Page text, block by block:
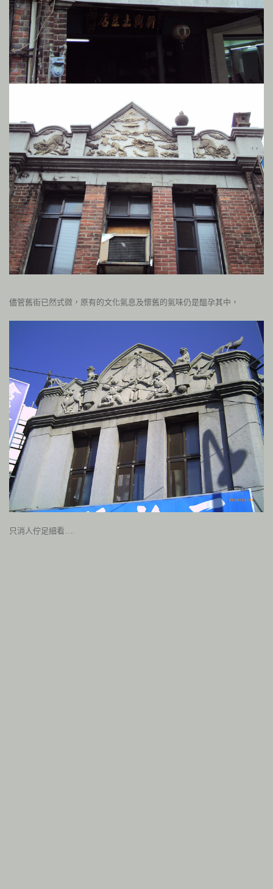
儘管舊街已然式微， 原有的文化氣息及懷舊的氣味仍是醞孕其中，
只消人佇足細看….